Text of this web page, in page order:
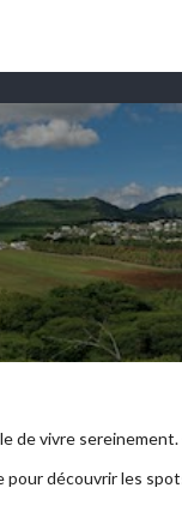
de vivre
découvrir les